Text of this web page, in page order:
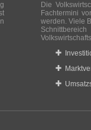
Die
Fachtermini
werden. Viele